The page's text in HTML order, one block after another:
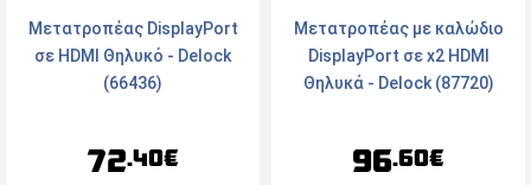
Μετατροπέας DisplayPort
σε HDMI Θηλυκό - Delock
(66436)
72.40€
Μετατροπέας με καλώδιο
DisplayPort σε x2 HDMI
Θηλυκά - Delock (87720)
96.60€